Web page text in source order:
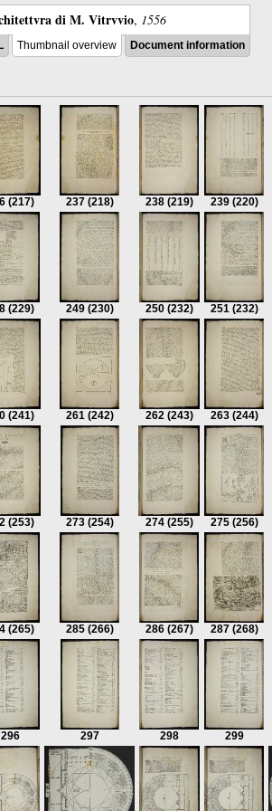
di M. Vitrvvio, 1556
Thumbnail overview Document information
(217) 237 (218) 238 (219) 239 (220)
(229) 249 (230) 250 (232) 251 (232)
(241) 261 (242) 262 (243) 263 (244)
(253) 273 (254) 274 (255) 275 (256)
(265) 285 (266) 286 (267) 287 (268)
296 297 298 299